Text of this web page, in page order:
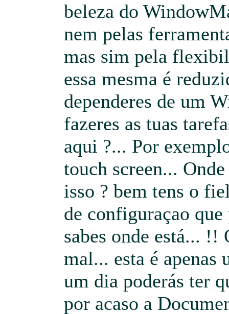
beleza do
nem pelas
mas sim pela
essa mesma é
dependeres de um
fazeres as tuas
aqui ?... Por
touch screen...
isso ? bem tens o
de configuraçao
sabes onde está... !!
mal... esta é apenas
um dia poderás ter
por acaso a